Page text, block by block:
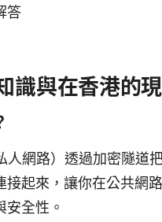
答
識與在香港的
人網路）透過加密隧道
接起來，讓你在公共網
安全性。